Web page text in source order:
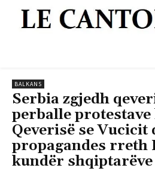
BALKANS
Serbia zgjedh
perballe
Qeverisë se Vucicit
propagandes rreth
kundër shqiptarëve